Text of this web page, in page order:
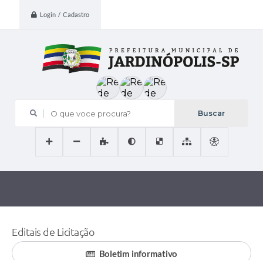
Login / Cadastro
O que voce procura?
Editais de Licitação
Boletim informativo